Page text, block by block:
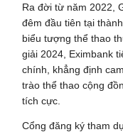
Ra đời từ năm 2022,
đêm đầu tiên tại
biểu tượng thể thao
giải 2024, Eximbank
chính, khẳng định
trào thể thao cộng
tích cực.
Cổng đăng ký tham